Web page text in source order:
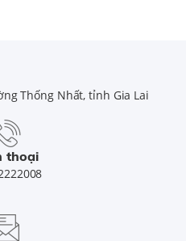
Thống Nhất, tỉnh Gia Lai
thoại